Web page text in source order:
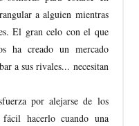
a alguien mientras
El gran celo con el que
ha creado un mercado
a sus rivales... necesitan
por alejarse de los
hacerlo cuando una